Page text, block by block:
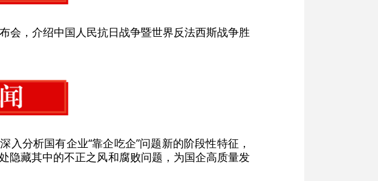
会，介绍中国人民抗日战争暨世界反法西斯战争胜
分析国有企业“靠企吃企”问题新的阶段性特征，
隐藏其中的不正之风和腐败问题，为国企高质量发